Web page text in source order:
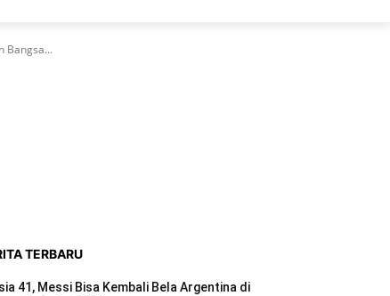
Bangsa...
TERBARU
41, Messi Bisa Kembali Bela Argentina di